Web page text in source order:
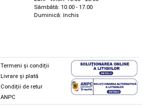
Sâmbătă: 10.00 - 17.00
Duminică: închis
Termeni și condiții
Livrare și plată
Condiții de retur
ANPC